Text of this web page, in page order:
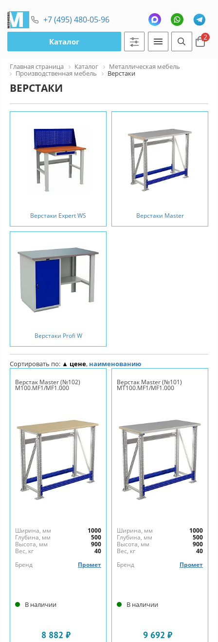
+7 (495) 480-05-96
Каталог 2
Главная страница Каталог Металлическая мебель
Производственная мебель Верстаки
ВЕРСТАКИ
Верстаки Expert WS Верстаки Master
Верстаки Profi W
Сортировать по: ▲ цене, наименованию
Верстак Master (№102)
M100.MF1/MF1.000
Ширина, мм
1000
Глубина, мм
500
Высота, мм
900
Вес, кг
40
Бренд
Промет
В наличии
8 882 ₽
Верстак Master (№101)
MT100.MF1/MF1.000
Ширина, мм
1000
Глубина, мм
500
Высота, мм
900
Вес, кг
40
Бренд
Промет
В наличии
9 692 ₽